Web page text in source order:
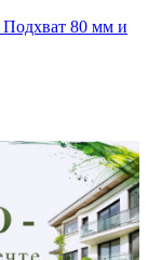
Подхват 80 мм и